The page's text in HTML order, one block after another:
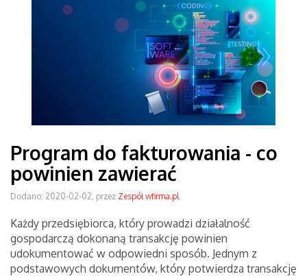
Program do fakturowania - co
powinien zawierać
Dodano: 2020-02-02, przez Zespół wfirma.pl
Każdy przedsiębiorca, który prowadzi działalność
gospodarczą dokonaną transakcję powinien
udokumentować w odpowiedni sposób. Jednym z
podstawowych dokumentów, który potwierdza transakcję